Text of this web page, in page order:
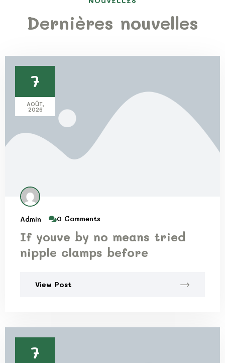
Dernières nouvelles
7
AOÛT,
2026
Admin 0 Comments
If youve by no means tried
nipple clamps before
View Post
7